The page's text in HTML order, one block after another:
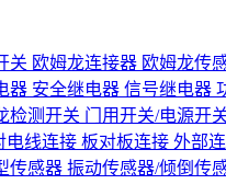
关 欧姆龙连接器 欧姆龙传
器 安全继电器 信号继电器
检测开关 门用开关/电源开
电线连接 板对板连接 外部
传感器 振动传感器/倾倒传